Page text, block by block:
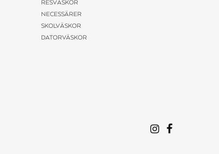
RESVÄSKOR
NECESSÄRER
SKOLVÄSKOR
DATORVÄSKOR